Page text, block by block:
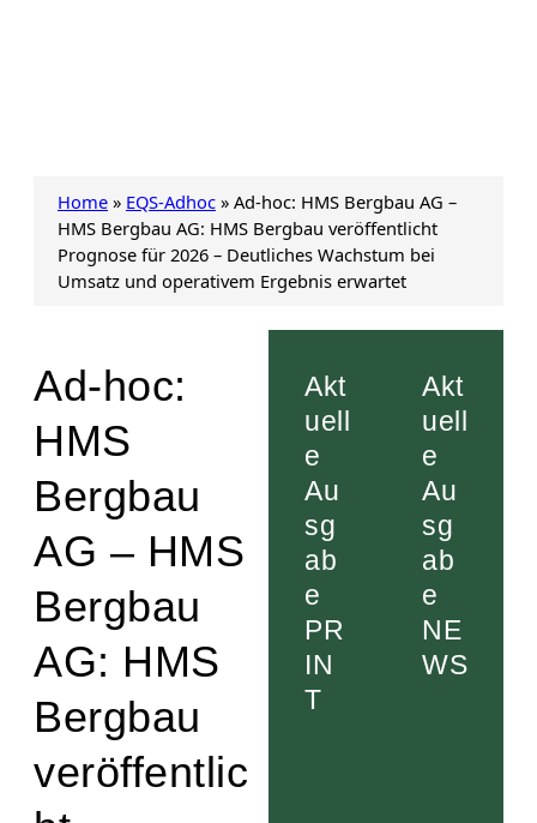
Home » EQS-Adhoc » Ad-hoc: HMS Bergbau AG –
HMS Bergbau AG: HMS Bergbau veröffentlicht
Prognose für 2026 – Deutliches Wachstum bei
Umsatz und operativem Ergebnis erwartet
Ad-hoc:
HMS
Bergbau
AG – HMS
Bergbau
AG: HMS
Bergbau
veröffentlic
Akt
uell
e
Au
sg
ab
e
PR
IN
T
Akt
uell
e
Au
sg
ab
e
NE
WS